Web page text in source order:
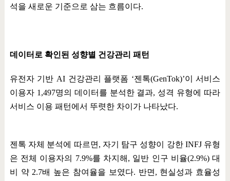
석을 새로운 기준으로 삼는 흐름이다.
데이터로 확인된 성향별 건강관리 패턴
유전자 기반 AI 건강관리 플랫폼 ‘젠톡(GenTok)’이 서비스
이용자 1,497명의 데이터를 분석한 결과, 성격 유형에 따라
서비스 이용 패턴에서 뚜렷한 차이가 나타났다.
젠톡 자체 분석에 따르면 , 자기 탐구 성향이 강한 INFJ 유형
은 전체 이용자의 7.9%를 차지해 , 일반 인구 비율(2.9%)대
비 약 2.7배 높은 참여율을 보였다. 반면 , 현실성과 효율성